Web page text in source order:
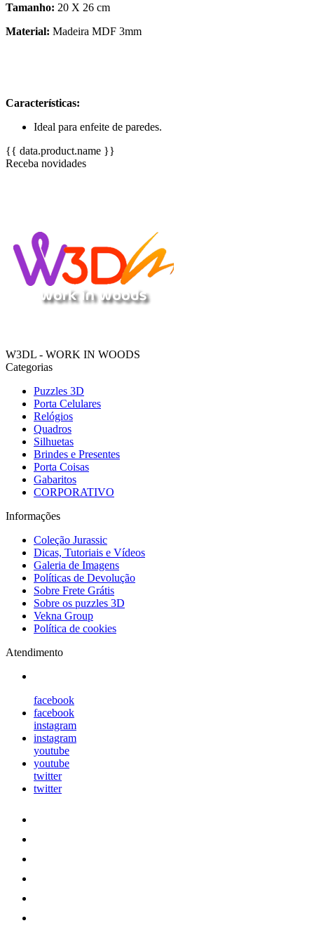
Tamanho: 20 X 26 cm
Material: Madeira MDF 3mm
Características:
Ideal para enfeite de paredes.
{{ data.product.name }}
Receba novidades
W3DL - WORK IN WOODS
Categorias
Puzzles 3D
Porta Celulares
Relógios
Quadros
Silhuetas
Brindes e Presentes
Porta Coisas
Gabaritos
CORPORATIVO
Informações
Coleção Jurassic
Dicas, Tutoriais e Vídeos
Galeria de Imagens
Políticas de Devolução
Sobre Frete Grátis
Sobre os puzzles 3D
Vekna Group
Política de cookies
Atendimento
facebook
facebook
instagram
instagram
youtube
youtube
twitter
twitter